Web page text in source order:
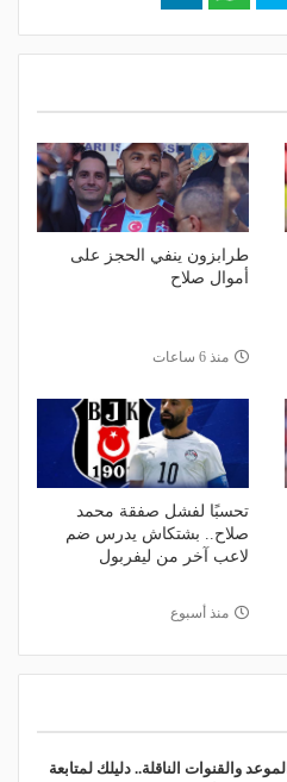
طرابزون ينفي الحجز على
أموال صلاح
منذ 6 ساعات
تحسبًا لفشل صفقة محمد
صلاح.. بشتكاش يدرس ضم
لاعب آخر من ليفربول
منذ أسبوع
الموعد والقنوات الناقلة.. دليلك لمتابعة